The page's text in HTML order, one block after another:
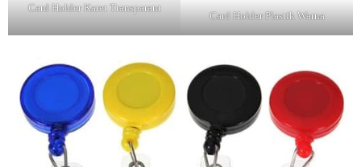
Card Holder Karet Transparant
Card Holder Plastik Warna